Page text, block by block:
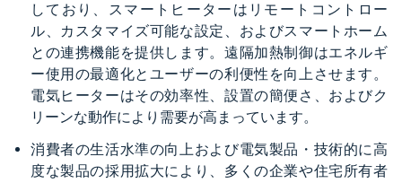
しており、スマートヒーターはリモートコントロー
ル、カスタマイズ可能な設定、およびスマートホーム
との連携機能を提供します。遠隔加熱制御はエネルギ
ー使用の最適化とユーザーの利便性を向上させます。
電気ヒーターはその効率性、設置の簡便さ、およびク
リーンな動作により需要が高まっています。
消費者の生活水準の向上および電気製品・技術的に高
度な製品の採用拡大により、多くの企業や住宅所有者